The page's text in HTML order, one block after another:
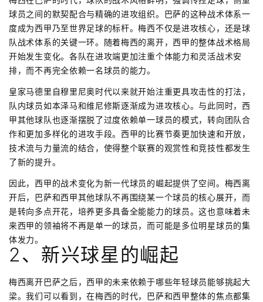
球员之间的默契配合与精确的进攻组织。巴萨的这种战术体系一
度成为西甲乃至世界足球的标杆。梅西不仅是进攻核心，还是球
队战术体系的关键一环。随着梅西的离开，西甲的整体战术格局
开始发生变化。各队在进攻端更加注重个体能力和灵活战术安
排，而不再完全依赖一名球员的能力。
皇家马德里自穆里尼奥时代以来就开始注重更具攻击性的打法，
队内球员如本泽马和维尼修斯逐渐成为进攻核心。与此同时，西
甲其他球队也逐渐摆脱了过度依赖单一球员的模式，转向团队合
作和更加多样化的进攻手段。西甲的比赛节奏更加快速和开放，
技术流与力量流的结合，使得整个联赛的观赏性和竞技性都发生
了新的提升。
因此，西甲的战术变化为新一代球员的崛起提供了空间。梅西离
开后，巴萨和西甲其他球队不再围绕某一个球员的核心展开，而
是转向多点开花，培养更多具备全能能力的球员。这也意味着未
来西甲的领袖将不再是单一的球员，而可能是多位明星球员的集
体发力。
2、新兴球星的崛起
梅西离开巴萨之后，西甲的未来依赖于哪些年轻球员能够挑起大
梁。我们可以看到，在梅西的时代，巴萨和西甲整体的焦点都集